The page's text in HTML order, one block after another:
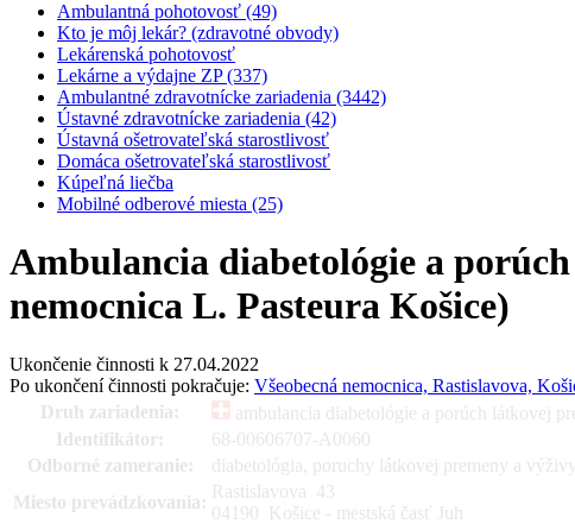
Ambulantná pohotovosť (49)
Kto je môj lekár? (zdravotné obvody)
Lekárenská pohotovosť
Lekárne a výdajne ZP (337)
Ambulantné zdravotnícke zariadenia (3442)
Ústavné zdravotnícke zariadenia (42)
Ústavná ošetrovateľská starostlivosť
Domáca ošetrovateľská starostlivosť
Kúpeľná liečba
Mobilné odberové miesta (25)
Ambulancia diabetológie a
nemocnica L. Pasteura Košice)
Ukončenie činnosti k 27.04.2022
Po ukončení činnosti pokračuje: Všeobecná nemocnica, Rastislavova,
Druh zariadenia:
ambulancia diabetológie a porúch látkovej
Identifikátor:
68-00606707-A0060
Odborné zameranie:
diabetológia, poruchy látkovej premeny a výživy
Miesto prevádzkovania:
Rastislavova 43
04190 Košice - mestská časť Juh